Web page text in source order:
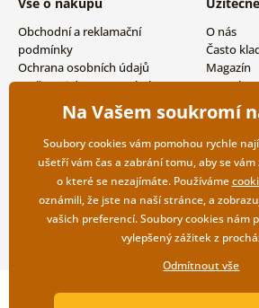
Obchodní a reklamační
podmínky
Ochrana osobních údajů
Možnosti dopravy a platby
Vrácení zboží
O nás
Často
Magazín
Kontakty
Copyright ©2019 ©
Na Vašem soukromí
Soubory cookies vám pomohou rychle
ušetří vám čas a zabrání tomu, aby se
o které se nezajímáte. Používáme
oznámili, že jste na naší stránce, a
vašich preferencí. Soubory cookies nám
vylepšený zážitek z
Odmítnout vše